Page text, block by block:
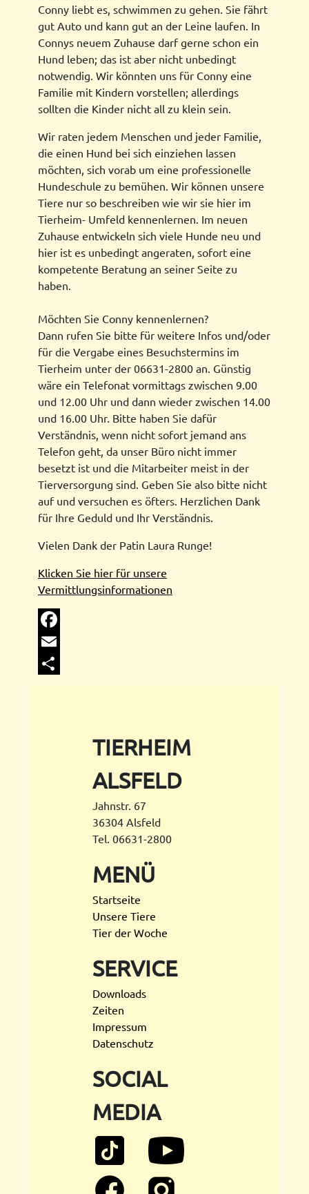
Conny liebt es, schwimmen zu gehen. Sie fährt
gut Auto und kann gut an der Leine laufen. In
Connys neuem Zuhause darf gerne schon ein
Hund leben; das ist aber nicht unbedingt
notwendig. Wir könnten uns für Conny eine
Familie mit Kindern vorstellen; allerdings
sollten die Kinder nicht all zu klein sein.
Wir raten jedem Menschen und jeder Familie,
die einen Hund bei sich einziehen lassen
möchten, sich vorab um eine professionelle
Hundeschule zu bemühen. Wir können unsere
Tiere nur so beschreiben wie wir sie hier im
Tierheim- Umfeld kennenlernen. Im neuen
Zuhause entwickeln sich viele Hunde neu und
hier ist es unbedingt angeraten, sofort eine
kompetente Beratung an seiner Seite zu
haben.
Möchten Sie Conny kennenlernen?
Dann rufen Sie bitte für weitere Infos und/oder
für die Vergabe eines Besuchstermins im
Tierheim unter der 06631-2800 an. Günstig
wäre ein Telefonat vormittags zwischen 9.00
und 12.00 Uhr und dann wieder zwischen 14.00
und 16.00 Uhr. Bitte haben Sie dafür
Verständnis, wenn nicht sofort jemand ans
Telefon geht, da unser Büro nicht immer
besetzt ist und die Mitarbeiter meist in der
Tierversorgung sind. Geben Sie also bitte nicht
auf und versuchen es öfters. Herzlichen Dank
für Ihre Geduld und Ihr Verständnis.
Vielen Dank der Patin Laura Runge!
Klicken Sie hier für unsere
Vermittlungsinformationen
Facebook
Email
TIERHEIM
ALSFELD
Jahnstr. 67
36304 Alsfeld
Tel. 06631-2800
MENÜ
Startseite
Unsere Tiere
Tier der Woche
SERVICE
Downloads
Zeiten
Impressum
Datenschutz
SOCIAL
MEDIA